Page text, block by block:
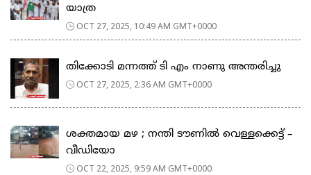
യാത്ര
OCT 27, 2025, 10:49 AM GMT+0000
തിക്കോടി മന്നത്ത് ടി എം നാണു അന്തരിച്ചു
OCT 27, 2025, 2:36 AM GMT+0000
ശക്തമായ മഴ ; നന്തി ടൗണിൽ വെള്ളക്കെട്ട് –
വീഡിയോ
OCT 22, 2025, 9:59 AM GMT+0000